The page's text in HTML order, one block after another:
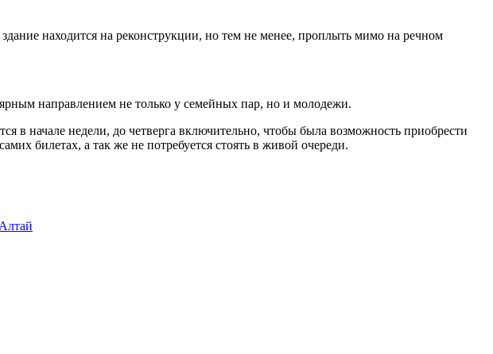
находится на реконструкции, но тем не менее, проплыть мимо на речном
направлением не только у семейных пар, но и молодежи.
в начале недели, до четверга включительно, чтобы была возможность приобрести
билетах, а так же не потребуется стоять в живой очереди.